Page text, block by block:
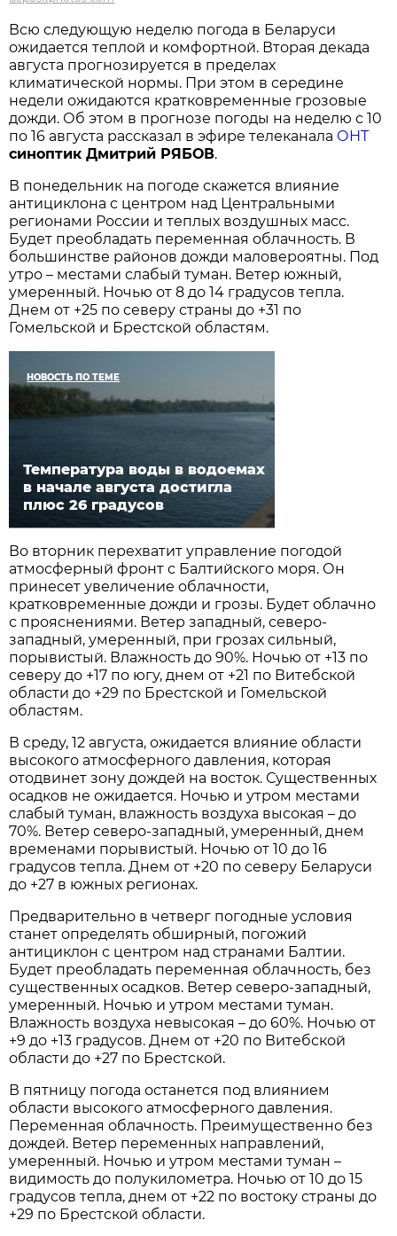
Всю следующую неделю погода в Беларуси
ожидается теплой и комфортной. Вторая декада
августа прогнозируется в пределах
климатической нормы. При этом в середине
недели ожидаются кратковременные грозовые
дожди. Об этом в прогнозе погоды на неделю с 10
по 16 августа рассказал в эфире телеканала ОНТ
синоптик Дмитрий РЯБОВ.
В понедельник на погоде скажется влияние
антициклона с центром над Центральными
регионами России и теплых воздушных масс.
Будет преобладать переменная облачность. В
большинстве районов дожди маловероятны. Под
утро – местами слабый туман. Ветер южный,
умеренный. Ночью от 8 до 14 градусов тепла.
Днем от +25 по северу страны до +31 по
Гомельской и Брестской областям.
НОВОСТЬ ПО ТЕМЕ
Температура воды в водоемах
в начале августа достигла
плюс 26 градусов
Во вторник перехватит управление погодой
атмосферный фронт с Балтийского моря. Он
принесет увеличение облачности,
кратковременные дожди и грозы. Будет облачно
с прояснениями. Ветер западный, северо-
западный, умеренный, при грозах сильный,
порывистый. Влажность до 90%. Ночью от +13 по
северу до +17 по югу, днем от +21 по Витебской
области до +29 по Брестской и Гомельской
областям.
В среду, 12 августа, ожидается влияние области
высокого атмосферного давления, которая
отодвинет зону дождей на восток. Существенных
осадков не ожидается. Ночью и утром местами
слабый туман, влажность воздуха высокая – до
70%. Ветер северо-западный, умеренный, днем
временами порывистый. Ночью от 10 до 16
градусов тепла. Днем от +20 по северу Беларуси
до +27 в южных регионах.
Предварительно в четверг погодные условия
станет определять обширный, погожий
антициклон с центром над странами Балтии.
Будет преобладать переменная облачность, без
существенных осадков. Ветер северо-западный,
умеренный. Ночью и утром местами туман.
Влажность воздуха невысокая – до 60%. Ночью от
+9 до +13 градусов. Днем от +20 по Витебской
области до +27 по Брестской.
В пятницу погода останется под влиянием
области высокого атмосферного давления.
Переменная облачность. Преимущественно без
дождей. Ветер переменных направлений,
умеренный. Ночью и утром местами туман –
видимость до полукилометра. Ночью от 10 до 15
градусов тепла, днем от +22 по востоку страны до
+29 по Брестской области.